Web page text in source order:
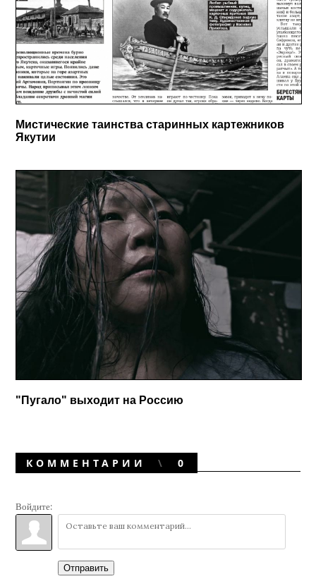
Мистические таинства старинных картежников
Якутии
"Пугало" выходит на Россию
КОММЕНТАРИИ 0
Войдите:
Отправить